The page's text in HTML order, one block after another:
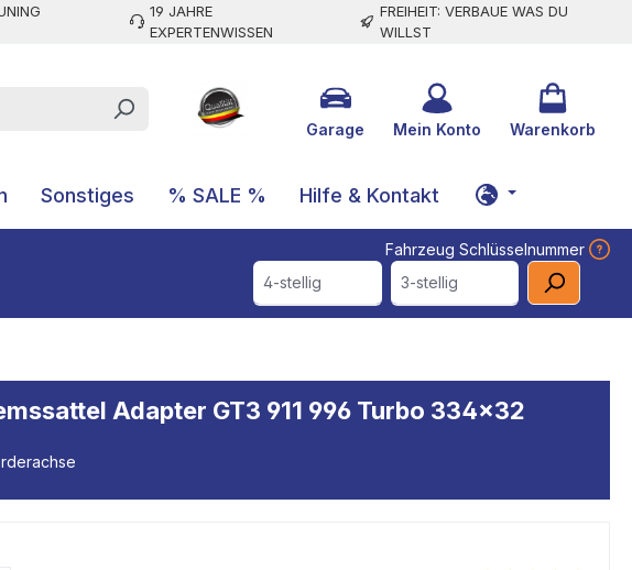
19 JAHRE
EXPERTENWISSEN
FREIHEIT: VERBAUE WAS DU
WILLST
Garage Mein Konto Warenkorb
Sonstiges % SALE % Hilfe & Kontakt
Fahrzeug Schlüsselnummer
4-stellig 3-stellig
Adapter GT3 911 996 Turbo 334x32